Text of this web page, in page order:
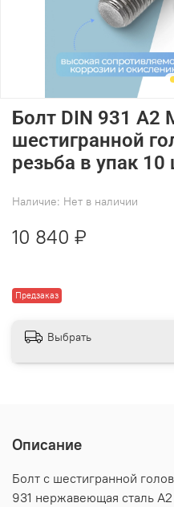
Наличие: Нет в наличии
Предзаказ
Болт DIN 931 А2
шестигранной
резьба в упак 10
10 840 ₽
Выбрать
Описание
Болт с шестигранной
931 нержавеющая сталь